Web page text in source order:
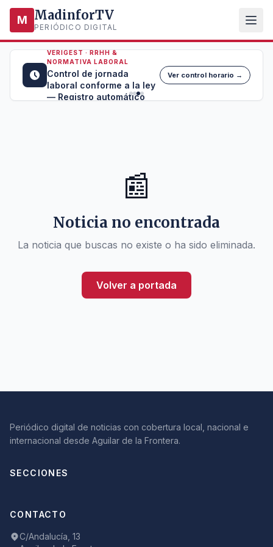
M MadinforTV
PERIÓDICO DIGITAL
VERIGEST · RRHH &
NORMATIVA LABORAL
Control de jornada
laboral conforme a la ley
— Registro automático
Ver control horario →
📰
Noticia no encontrada
La noticia que buscas no existe o ha sido eliminada.
Volver a portada
Periódico digital de noticias con cobertura local, nacional e
internacional desde Aguilar de la Frontera.
SECCIONES
CONTACTO
C/Andalucía, 13